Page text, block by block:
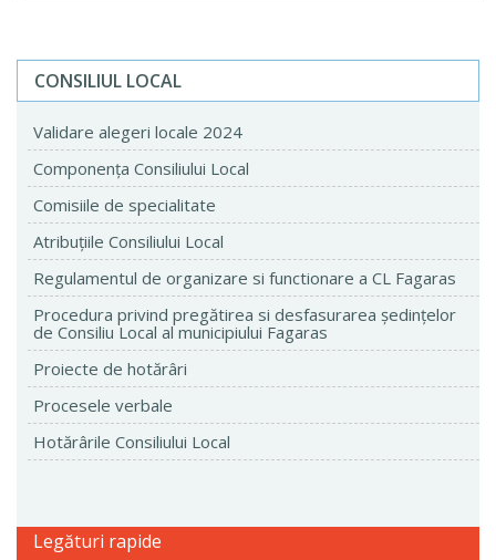
CONSILIUL LOCAL
Validare alegeri locale 2024
Componenţa Consiliului Local
Comisiile de specialitate
Atribuţiile Consiliului Local
Regulamentul de organizare si functionare a CL Fagaras
Procedura privind pregătirea si desfasurarea ședințelor
de Consiliu Local al municipiului Fagaras
Proiecte de hotărâri
Procesele verbale
Hotărârile Consiliului Local
Legături rapide